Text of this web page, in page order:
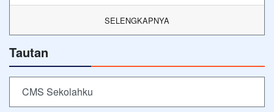
SELENGKAPNYA
Tautan
CMS Sekolahku